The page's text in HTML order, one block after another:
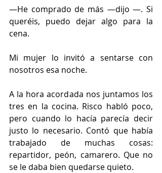
—He comprado de más —dijo —. Si
queréis, puedo dejar algo para la
cena.
Mi mujer lo invitó a sentarse con
nosotros esa noche.
A la hora acordada nos juntamos los
tres en la cocina. Risco habló poco,
pero cuando lo hacía parecía decir
justo lo necesario. Contó que había
trabajado de muchas cosas:
repartidor, peón, camarero. Que no
se le daba bien quedarse quieto.